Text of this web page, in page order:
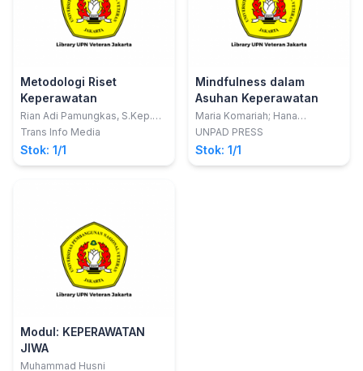
Metodologi Riset
Keperawatan
Rian Adi Pamungkas, S.Kep.
Ns., MNS; Andi Mayasari
Trans Info Media
Stok: 1/1
Mindfulness dalam
Asuhan Keperawatan
Maria Komariah; Hana
Rizmadewi Agustina
UNPAD PRESS
Stok: 1/1
Modul: KEPERAWATAN
JIWA
Muhammad Husni